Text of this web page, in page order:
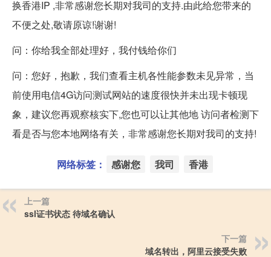
换香港IP ,非常感谢您长期对我司的支持.由此给您带来的
不便之处,敬请原谅!谢谢!
问：你给我全部处理好，我付钱给你们
问：您好，抱歉，我们查看主机各性能参数未见异常，当
前使用电信4G访问测试网站的速度很快并未出现卡顿现
象，建议您再观察核实下,您也可以让其他地 访问者检测下
看是否与您本地网络有关，非常感谢您长期对我司的支持!
网络标签： 感谢您 我司 香港
上一篇
ssl证书状态 待域名确认
下一篇
域名转出，阿里云接受失败